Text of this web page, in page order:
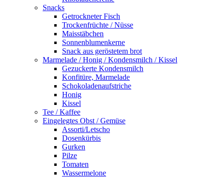
Snacks
Getrockneter Fisch
Trockenfrüchte / Nüsse
Maisstäbchen
Sonnenblumenkerne
Snack aus geröstetem brot
Marmelade / Honig / Kondensmilch / Kissel
Gezuckerte Kondensmilch
Konfitüre, Marmelade
Schokoladenaufstriche
Honig
Kissel
Tee / Kaffee
Eingelegtes Obst / Gemüse
Assorti/Letscho
Dosenkürbis
Gurken
Pilze
Tomaten
Wassermelone